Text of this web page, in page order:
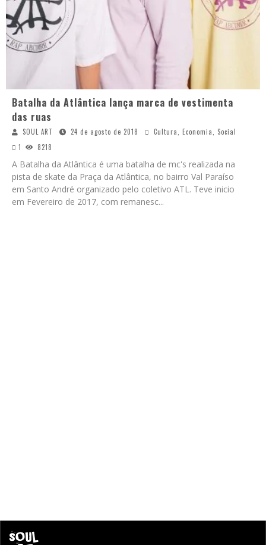
Batalha da Atlântica lança marca de vestimenta
das ruas
SOUL ART 24 de agosto de 2018 Cultura, Economia, Social
1
8218
A Batalha da Atlântica é uma batalha de mc's realizada na
pista de skate da Praça da Atlântica, no bairro Val Paraíso
em Santo André organizado pelo coletivo ATL. Teve inicio
em Fevereiro de 2017, com remanesc...